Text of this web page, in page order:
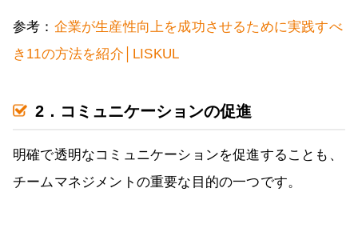
参考： 企業が生産性向上を成功させるために実践すべ
き11の方法を紹介│LISKUL
2．コミュニケーションの促進
明確で透明なコミュニケーションを促進することも、
チームマネジメントの重要な目的の一つです。